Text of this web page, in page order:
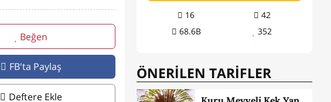
Beğen
FB'ta Paylaş
Deftere Ekle
16
42
68.6B
352
ÖNERİLEN TARİFLER